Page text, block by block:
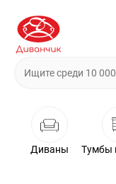
Диваны Тумбы